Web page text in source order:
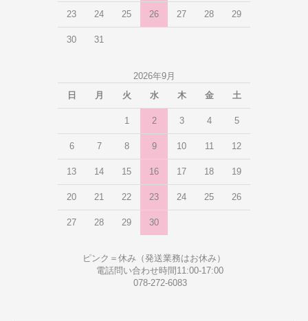
23 24 25 26 27 28 29
30 31
2026年9月
日
月 火 水 木 金 土
1 2 3 4 5
6 7 8 9 10 11 12
13 14 15 16 17 18 19
20 21 22 23 24 25 26
27 28 29 30
ピンク＝休み（発送業務はお休み）
電話問い合わせ時間11:00-17:00
078-272-6083